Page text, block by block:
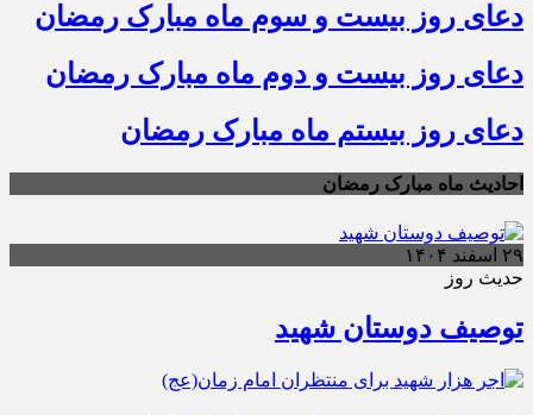
دعای روز بیست و سوم ماه مبارک رمضان
دعای روز بیست و دوم ماه مبارک رمضان
دعای روز بیستم ماه مبارک رمضان
احادیث ماه مبارک رمضان
۲۹ اسفند ۱۴۰۴
حدیث روز
توصیف دوستان شهید